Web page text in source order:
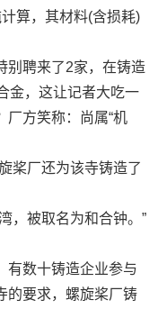
算，其材料(含损耗)
聘来了2家，在铸造
金，这让记者大吃一
厂方笑称：尚属“机
桨厂还为该寺铸造了
被取名为和合钟。”
数十铸造企业参与
的要求，螺旋桨厂铸